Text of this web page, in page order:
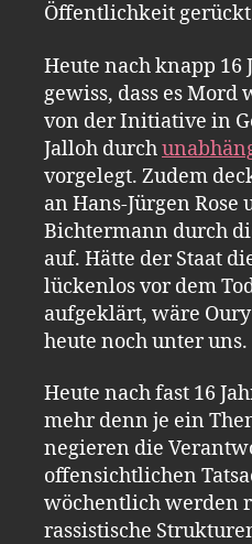
Öffentlichkeit
Heute nach knapp
gewiss, dass es
von der Initiative in
Jalloh durch
vorgelegt. Zudem
an Hans-Jürgen Rose
Bichtermann durch
auf. Hätte der Staat
lückenlos vor dem
aufgeklärt, wäre
heute noch unter uns.
Heute nach fast 16
mehr denn je ein
negieren die
offensichtlichen
wöchentlich werden
rassistische